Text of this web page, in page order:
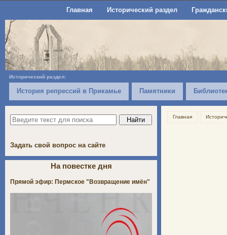
Главная Исторический раздел
Исторический раздел:
История репрессий в Прикамье Памятники
Главная
Задать свой вопрос на сайте
На повестке дня
Прямой эфир: Пермское "Возвращение имён"